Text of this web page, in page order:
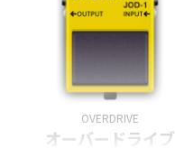
OVERDRIVE
オーバードライブ